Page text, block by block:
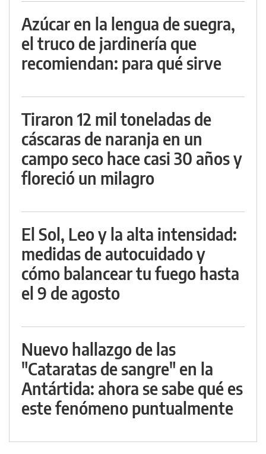
Azúcar en la lengua de suegra,
el truco de jardinería que
recomiendan: para qué sirve
Tiraron 12 mil toneladas de
cáscaras de naranja en un
campo seco hace casi 30 años y
floreció un milagro
El Sol, Leo y la alta intensidad:
medidas de autocuidado y
cómo balancear tu fuego hasta
el 9 de agosto
Nuevo hallazgo de las
"Cataratas de sangre" en la
Antártida: ahora se sabe qué es
este fenómeno puntualmente